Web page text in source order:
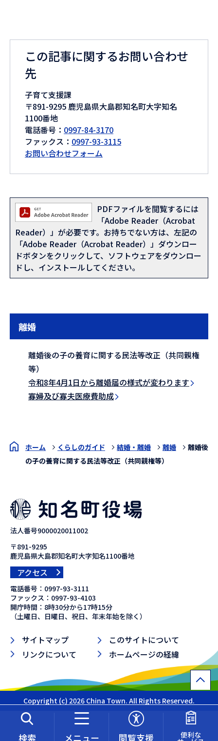
検索 メニュー 閲覧支援 便利な
この記事に関するお問い合わせ
先
子育て支援課
〒891-9295 鹿児島県大島郡知名町大字知名
1100番地
電話番号： 0997-84-3170
ファックス： 0997-93-3115
お問い合わせフォーム
PDFファイルを閲覧するには
「Adobe Reader（Acrobat
Reader）」が必要です。お持ちでない方は、左記の
「Adobe Reader（Acrobat Reader）」ダウンロー
ドボタンをクリックして、ソフトウェアをダウンロー
ドし、インストールしてください。
離婚
離婚後の子の養育に関する民法等改正（共同親権
等）
令和8年4月1日から離婚届の様式が変わります
寡婦及び寡夫医療費助成
ホーム くらしのガイド 結婚・離婚 離婚
離婚後
の子の養育に関する民法等改正（共同親権等）
法人番号9000020011002
〒891-9295
鹿児島県大島郡知名町大字知名1100番地
アクセス
電話番号： 0997-93-3111
ファックス： 0997-93-4103
開庁時間：8時30分から17時15分
（土曜日、日曜日、祝日、年末年始を除く）
サイトマップ
このサイトについて
リンクについて
ホームページの経緯
Copyright (c) 2026 China Town. All Rights Reserved.